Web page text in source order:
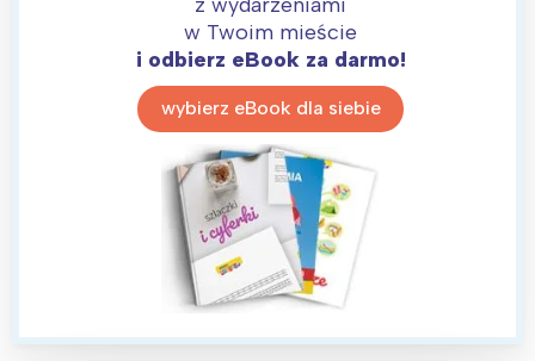
w Twoim mieście
i odbierz eBook za darmo!
wybierz eBook dla siebie